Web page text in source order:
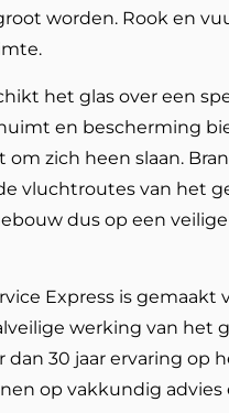
worden. Rook en
het glas over een
en bescherming
zich heen slaan.
vluchtroutes van het
dus op een
Express is gemaakt
werking van het
30 jaar ervaring op
op vakkundig advies